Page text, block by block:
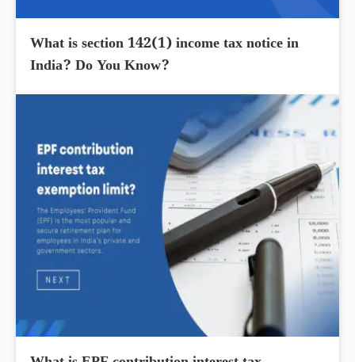
What is section 142(1) income tax notice in
India? Do You Know?